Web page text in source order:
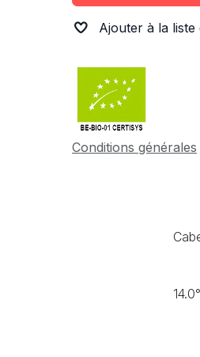
Ajouter à la liste
Conditions générales
14.0°